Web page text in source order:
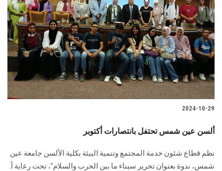
2024-10-29
ألسن عين شمس تحتفل بانتصارات أكتوبر
نظم قطاع شئون خدمة المجتمع وتنمية البيئة بكلية الألسن جامعة عين
شمس، ندوة بعنوان تحرير ‏سيناء ما بين الحرب والسلام"، تحت رعاية أ.